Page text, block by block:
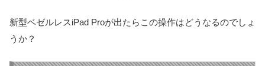
新型ベゼルレスiPad Proが出たらこの操作はどうなるのでしょ
うか？